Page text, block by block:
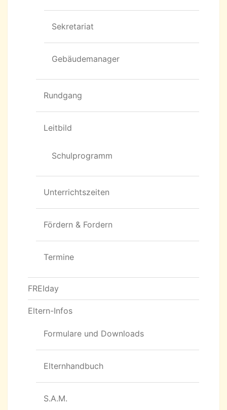
Sekretariat
Gebäudemanager
Rundgang
Leitbild
Schulprogramm
Unterrichtszeiten
Fördern & Fordern
Termine
FREIday
Eltern-Infos
Formulare und Downloads
Elternhandbuch
S.A.M.